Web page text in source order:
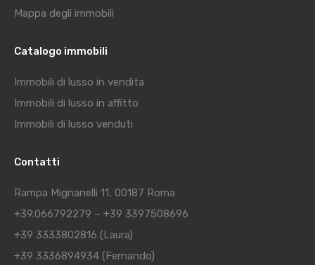
Mappa degli immobili
Catalogo immobili
Immobili di lusso in vendita
Immobili di lusso in affitto
Immobili di lusso venduti
Contatti
Rampa Mignanelli 11, 00187 Roma
+39.066792279 – +39 3397508696
+39 3333802816 (Laura)
+39 3336894934 (Fernando)